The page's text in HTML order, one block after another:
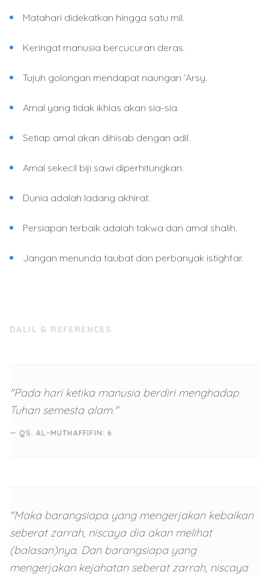
Matahari didekatkan hingga satu mil.
Keringat manusia bercucuran deras.
Tujuh golongan mendapat naungan ‘Arsy.
Amal yang tidak ikhlas akan sia-sia.
Setiap amal akan dihisab dengan adil.
Amal sekecil biji sawi diperhitungkan.
Dunia adalah ladang akhirat.
Persiapan terbaik adalah takwa dan amal shalih.
Jangan menunda taubat dan perbanyak istighfar.
DALIL & REFERENCES
"Pada hari ketika manusia berdiri menghadap
Tuhan semesta alam."
— QS. AL-MUTHAFFIFIN: 6
"Maka barangsiapa yang mengerjakan kebaikan
seberat zarrah, niscaya dia akan melihat
(balasan)nya. Dan barangsiapa yang
mengerjakan kejahatan seberat zarrah, niscaya